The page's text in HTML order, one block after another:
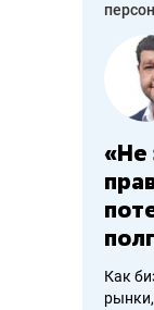
работа «Не
Как